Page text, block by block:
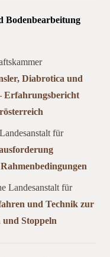
Bodenbearbeitung
Diabrotica und
Erfahrungsbericht
für
Landesanstalt für
und Technik zur
Stoppeln